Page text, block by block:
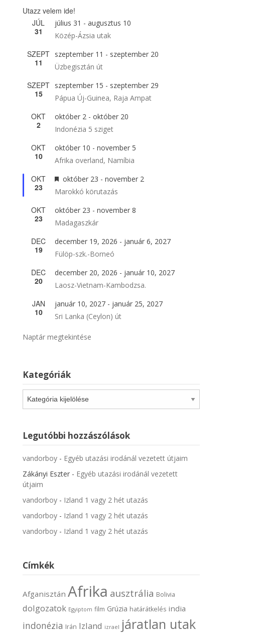
Utazz velem ide!
JÚL
31
július 31 - augusztus 10
Közép-Ázsia utak
SZEPT
11
szeptember 11 - szeptember 20
Üzbegisztán út
SZEPT
15
szeptember 15 - szeptember 29
Pápua Új-Guinea, Raja Ampat
OKT
2
október 2 - október 20
Indonézia 5 sziget
OKT
10
október 10 - november 5
Afrika overland, Namíbia
OKT
23
Kiemelt
október 23 - november 2
Marokkó körutazás
OKT
23
október 23 - november 8
Madagaszkár
DEC
19
december 19, 2026 - január 6, 2027
Fülöp-szk.-Borneó
DEC
20
december 20, 2026 - január 10, 2027
Laosz-Vietnam-Kambodzsa.
JAN
10
január 10, 2027- január 25, 2027
Sri Lanka (Ceylon) út
Naptár megtekintése
Kategóriák
Legutóbbi hozzászólások
vandorboy- Egyéb utazási irodánál vezetett útjaim
Zákányi Eszter- Egyéb utazási irodánál vezetett
útjaim
vandorboy- Izland 1 vagy 2 hét utazás
vandorboy- Izland 1 vagy 2 hét utazás
vandorboy- Izland 1 vagy 2 hét utazás
Címkék
Afganisztán Afrika ausztrália Bolivia
dolgozatok Egyiptom film Grúzia határátkelés india
indonézia Irán Izland izrael járatlan utak